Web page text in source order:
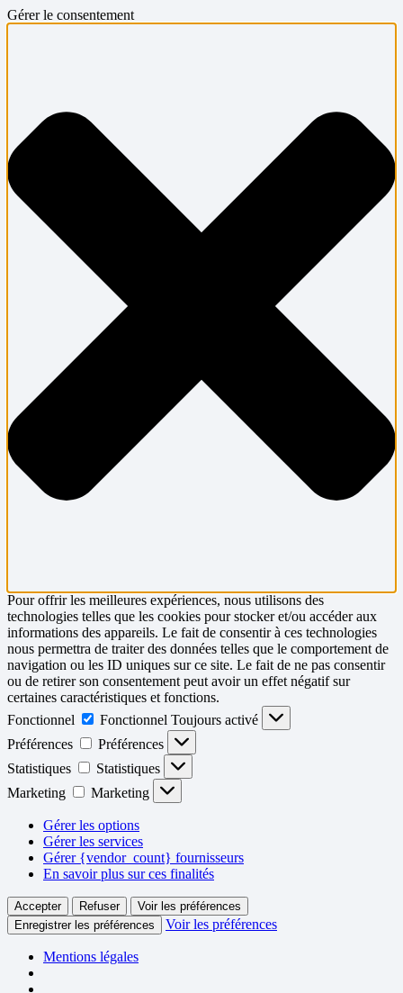
Gérer le consentement
Pour offrir les meilleures expériences, nous utilisons des
technologies telles que les cookies pour stocker et/ou accéder aux
informations des appareils. Le fait de consentir à ces technologies
nous permettra de traiter des données telles que le comportement de
navigation ou les ID uniques sur ce site. Le fait de ne pas consentir
ou de retirer son consentement peut avoir un effet négatif sur
certaines caractéristiques et fonctions.
Fonctionnel
Fonctionnel Toujours activé
Préférences
Préférences
Statistiques
Statistiques
Marketing
Marketing
Gérer les options
Gérer les services
Gérer {vendor_count} fournisseurs
En savoir plus sur ces finalités
Accepter Refuser
Voir les préférences
Enregistrer les préférences
Voir les préférences
Mentions légales